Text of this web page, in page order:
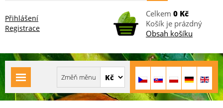
Přihlášení
Registrace
Celkem 0 Kč
Košík je prázdný
Obsah košíku